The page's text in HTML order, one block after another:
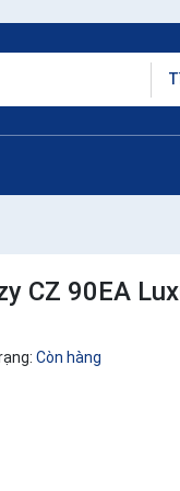
CZ 90EA
Còn hàng